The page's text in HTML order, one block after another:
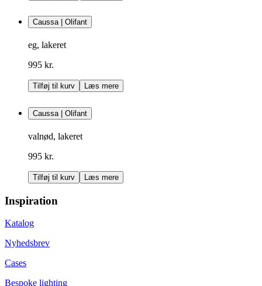
Caussa | Olifant
eg, lakeret
995 kr.
Tilføj til kurv Læs mere
Caussa | Olifant
valnød, lakeret
995 kr.
Tilføj til kurv Læs mere
Inspiration
Katalog
Nyhedsbrev
Cases
Bespoke lighting